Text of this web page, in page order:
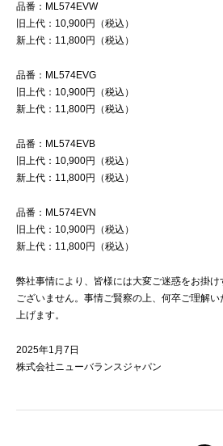
品番：ML574EVW
旧上代：10,900円（税込）
新上代：11,800円（税込）
品番：ML574EVG
旧上代：10,900円（税込）
新上代：11,800円（税込）
品番：ML574EVB
旧上代：10,900円（税込）
新上代：11,800円（税込）
品番：ML574EVN
旧上代：10,900円（税込）
新上代：11,800円（税込）
弊社事情により、皆様には大変ご迷惑をお掛
ございません。事情ご賢察の上、何卒ご理解
上げます。
2025年1月7日
株式会社ニューバランスジャパン